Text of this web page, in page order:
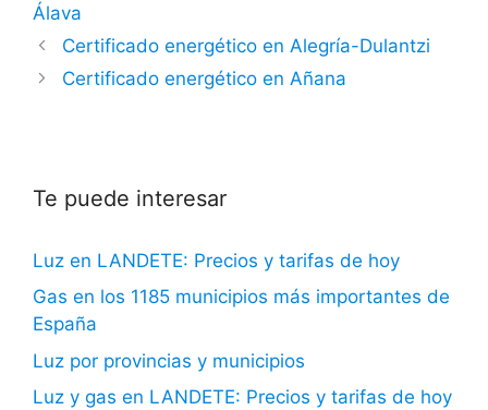
Álava
Certificado energético en Alegría-Dulantzi
Certificado energético en Añana
Te puede interesar
Luz en LANDETE: Precios y tarifas de hoy
Gas en los 1185 municipios más importantes de
España
Luz por provincias y municipios
Luz y gas en LANDETE: Precios y tarifas de hoy